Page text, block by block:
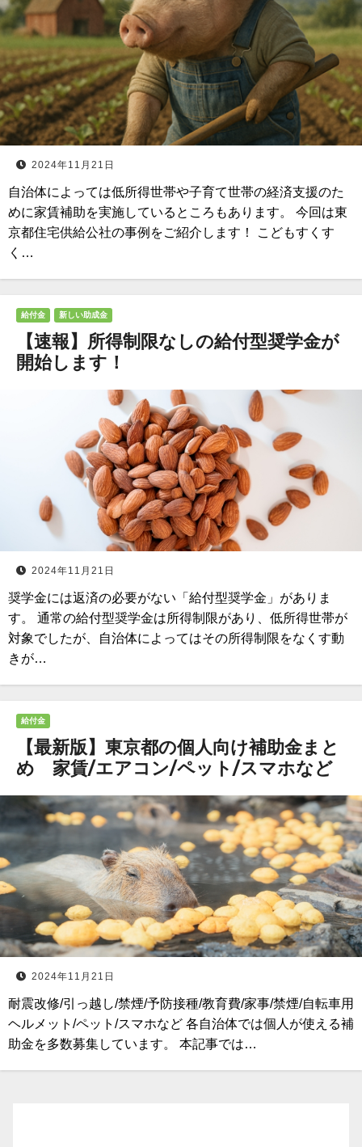
2024年11月21日
自治体によっては低所得世帯や子育て世帯の経済支援のた
めに家賃補助を実施しているところもあります。 今回は東
京都住宅供給公社の事例をご紹介します！ こどもすくす
く…
給付金 新しい助成金
【速報】所得制限なしの給付型奨学金が
開始します！
2024年11月21日
奨学金には返済の必要がない「給付型奨学金」がありま
す。 通常の給付型奨学金は所得制限があり、低所得世帯が
対象でしたが、自治体によってはその所得制限をなくす動
きが…
給付金
【最新版】東京都の個人向け補助金まと
め 家賃/エアコン/ペット/スマホなど
2024年11月21日
耐震改修/引っ越し/禁煙/予防接種/教育費/家事/禁煙/自転車用
ヘルメット/ペット/スマホなど 各自治体では個人が使える補
助金を多数募集しています。 本記事では…